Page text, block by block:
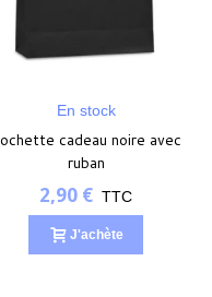
En stock
cadeau noire avec
ruban
2,90 € TTC
J'achète